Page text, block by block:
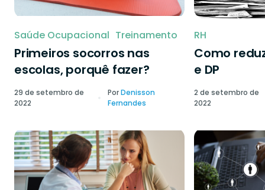
Saúde Ocupacional Treinamento
Primeiros socorros nas
escolas, porquê fazer?
29 de setembro de
2022
PorDenisson
Fernandes
RH
Como
e DP
2 de setembro de
2022